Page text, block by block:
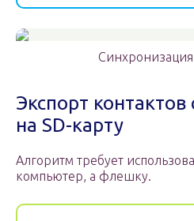
Синхронизация
Экспорт контактов
на SD-карту
Алгоритм требует
компьютер, а флешку.